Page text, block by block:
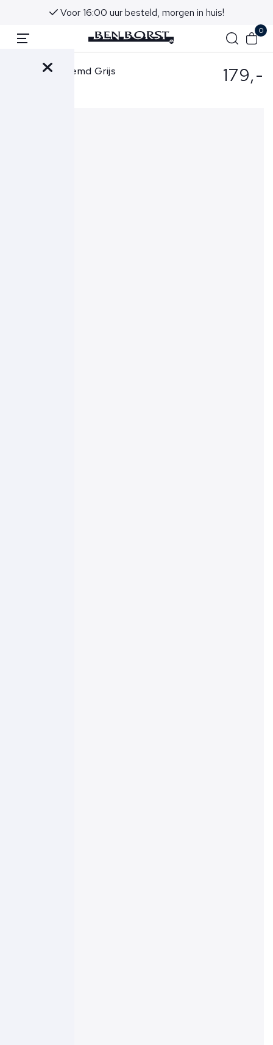
Voor 16:00 uur besteld, morgen in huis!
0
Xacus Overhemd Grijs 179,-